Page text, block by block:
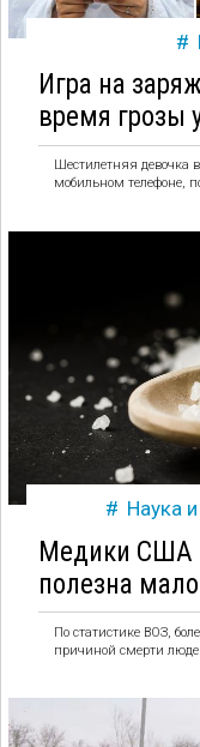
Игра на
время грозы
Шестилетняя девочка
мобильном телефоне,
Наука
Медики США
полезна
По статистике ВОЗ,
причиной смерти